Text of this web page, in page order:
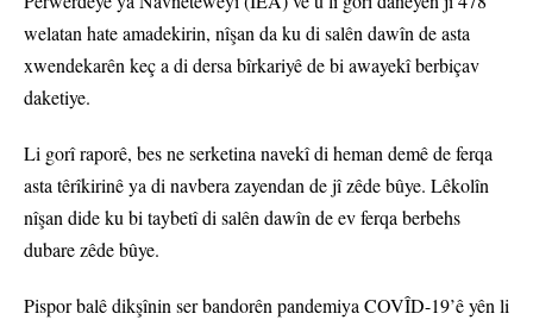
welatan hate amadekirin, nîşan da ku di salên dawîn de asta
xwendekarên keç a di dersa bîrkariyê de bi awayekî berbiçav
daketiye.
Li gorî raporê, bes ne serketina navekî di heman demê de ferqa
asta têrîkirinê ya di navbera zayendan de jî zêde bûye. Lêkolîn
nîşan dide ku bi taybetî di salên dawîn de ev ferqa berbehs
dubare zêde bûye.
Pispor balê dikşînin ser bandorên pandemiya COVÎD-19’ê yên li